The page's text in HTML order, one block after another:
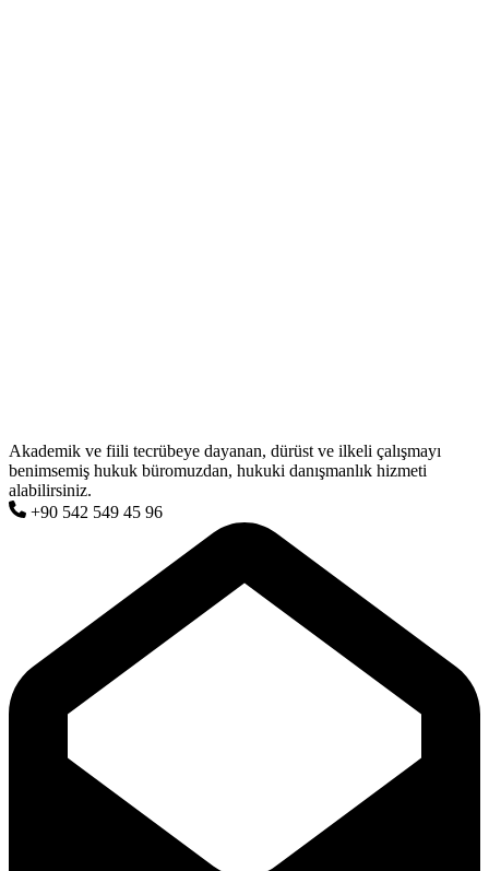
Akademik ve fiili tecrübeye dayanan, dürüst ve ilkeli çalışmayı
benimsemiş hukuk büromuzdan, hukuki danışmanlık hizmeti
alabilirsiniz.
+90 542 549 45 96